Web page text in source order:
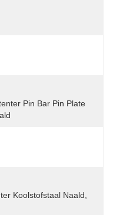
Pin Bar Pin Plate
Koolstofstaal Naald